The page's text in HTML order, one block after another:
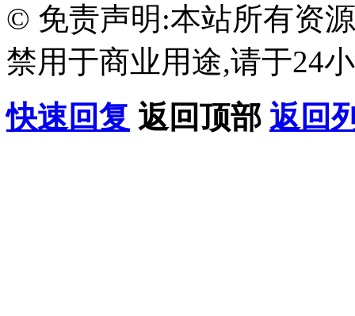
© 免责声明:本站所有资
禁用于商业用途,请于24
快速回复 返回顶部 返回